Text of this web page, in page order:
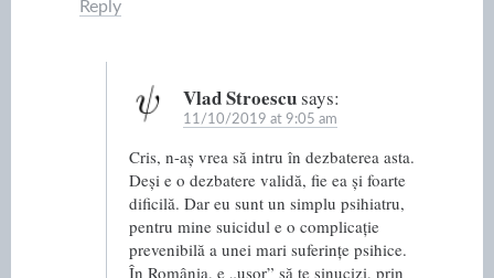
Reply
Vlad Stroescusays:
11/10/2019 at 9:05 am
Cris, n-aș vrea să intru în dezbaterea asta.
Deși e o dezbatere validă, fie ea și foarte
dificilă. Dar eu sunt un simplu psihiatru,
pentru mine suicidul e o complicație
prevenibilă a unei mari suferințe psihice.
În România, e „ușor” să te sinucizi, prin